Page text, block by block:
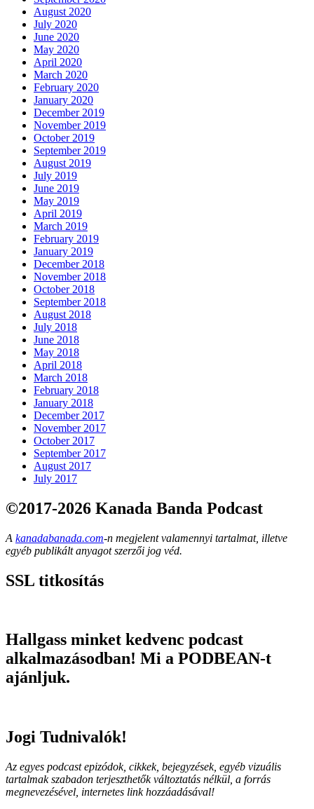
August 2020
July 2020
June 2020
May 2020
April 2020
March 2020
February 2020
January 2020
December 2019
November 2019
October 2019
September 2019
August 2019
July 2019
June 2019
May 2019
April 2019
March 2019
February 2019
January 2019
December 2018
November 2018
October 2018
September 2018
August 2018
July 2018
June 2018
May 2018
April 2018
March 2018
February 2018
January 2018
December 2017
November 2017
October 2017
September 2017
August 2017
July 2017
©2017-2026 Kanada Banda Podcast
A kanadabanada.com-n megjelent valamennyi tartalmat, illetve
egyéb publikált anyagot szerzői jog véd.
SSL titkosítás
Hallgass minket kedvenc podcast
alkalmazásodban! Mi a PODBEAN-t
ajánljuk.
Jogi Tudnivalók!
Az egyes podcast epizódok, cikkek, bejegyzések, egyéb vizuális
tartalmak szabadon terjeszthetők változtatás nélkül, a forrás
megnevezésével, internetes link hozzáadásával!